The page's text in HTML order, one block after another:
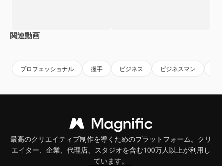
関連動画
プロフェッショナル 握手 ビジネス ビジネスマン
最高のクリエイティブ制作を導くためのプラットフォーム。クリ
エイター、企業、代理店、スタジオを含む100万人以上が利用し
ています。